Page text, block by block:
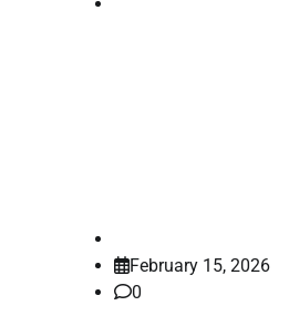
February 15, 2026
0